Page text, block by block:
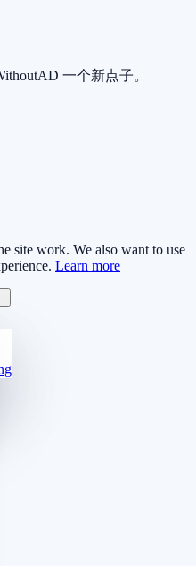
一个新点子。
site work. We also want to use
Learn more